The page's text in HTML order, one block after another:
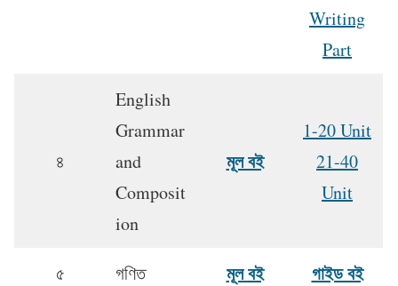
Writing
Part
৪
English
Grammar
and
Composit
ion
মূল বই
1-20 Unit
21-40
Unit
৫ গণিত মূল বই গাইড বই